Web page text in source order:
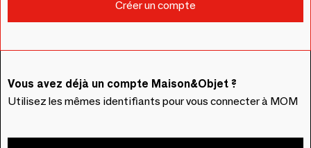
Vous avez déjà un compte Maison&Objet ?
Utilisez les mêmes identifiants pour vous connecter à MOM